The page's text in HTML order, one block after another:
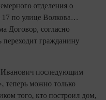
отделения о
17 по улице Волкова…
Договор, согласно
переходит гражданину
Иванович последующим
теперь можно только
того, кто построил дом,